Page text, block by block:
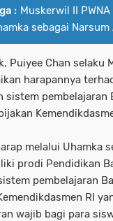
: Muskerwil II
sebagai
Puiyee Chan selaku
harapannya
sistem pembelajaran
melalui Uhamka
prodi Pendidikan
pembelajaran
RI
wajib bagi para